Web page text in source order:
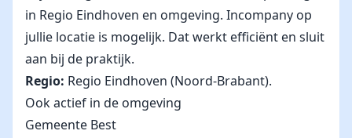
in Regio Eindhoven en omgeving. Incompany op
jullie locatie is mogelijk. Dat werkt efficiënt en sluit
aan bij de praktijk.
Regio: Regio Eindhoven (Noord-Brabant).
Ook actief in de omgeving
Gemeente Best